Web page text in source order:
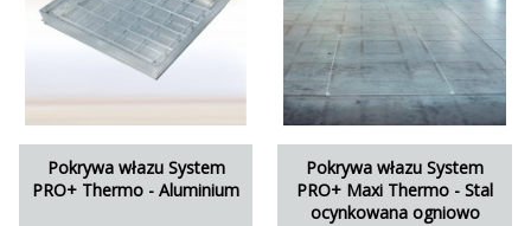
Pokrywa włazu System
PRO+ Thermo - Aluminium
Pokrywa włazu System
PRO+ Maxi Thermo - Stal
ocynkowana ogniowo